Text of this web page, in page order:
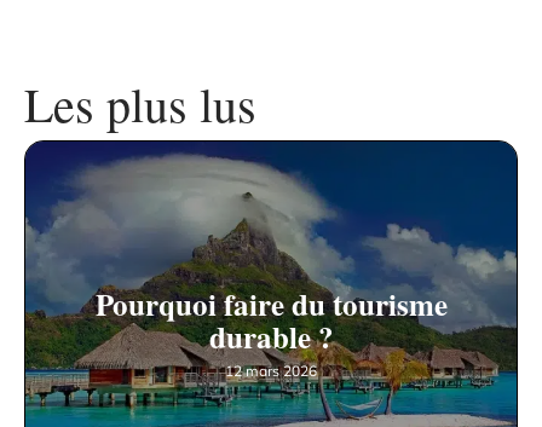
Les plus lus
Pourquoi faire du tourisme
durable ?
12 mars 2026